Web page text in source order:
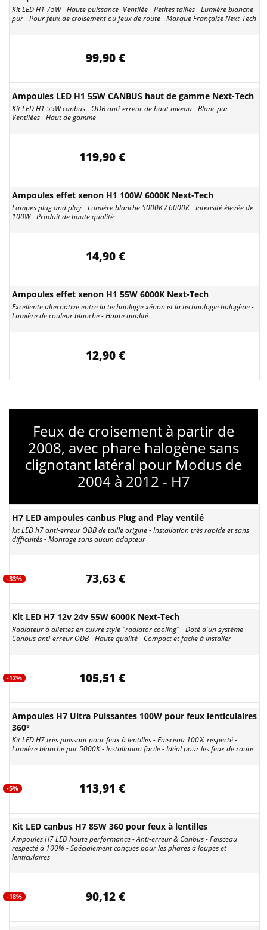
Kit LED H1 75W - Haute puissance- Ventilée - Petites tailles - Lumière blanche
pur - Pour feux de croisement ou feux de route - Marque Française Next-Tech
99,90 €
Ampoules LED H1 55W CANBUS haut de gamme Next-Tech
Kit LED H1 55W canbus - ODB anti-erreur de haut niveau - Blanc pur -
Ventilées - Haut de gamme
119,90 €
Ampoules effet xenon H1 100W 6000K Next-Tech
Lampes plug and play - Lumière blanche 5000K / 6000K - Intensité élevée de
100W - Produit de haute qualité
14,90 €
Ampoules effet xenon H1 55W 6000K Next-Tech
Excellente alternative entre la technologie xénon et la technologie halogène -
Lumière de couleur blanche - Haute qualité
12,90 €
Feux de croisement à partir de
2008, avec phare halogène sans
clignotant latéral pour Modus de
2004 à 2012 - H7
H7 LED ampoules canbus Plug and Play ventilé
kit LED h7 anti-erreur ODB de taille origine - Installation très rapide et sans
difficultés - Montage sans aucun adapteur
-33% 73,63 €
Kit LED H7 12v 24v 55W 6000K Next-Tech
Radiateur à ailettes en cuivre style "radiator cooling" - Doté d'un système
Canbus anti-erreur ODB - Haute qualité - Compact et facile à installer
-12% 105,51 €
Ampoules H7 Ultra Puissantes 100W pour feux lenticulaires
360°
Kit LED H7 très puissant pour feux à lentilles - Faisceau 100% respecté -
Lumière blanche pur 5000K - Installation facile - Idéal pour les feux de route
-5% 113,91 €
Kit LED canbus H7 85W 360 pour feux à lentilles
Ampoules H7 LED haute performance - Anti-erreur & Canbus - Faisceau
respecté à 100% - Spécialement conçues pour les phares à loupes et
lenticulaires
-18% 90,12 €